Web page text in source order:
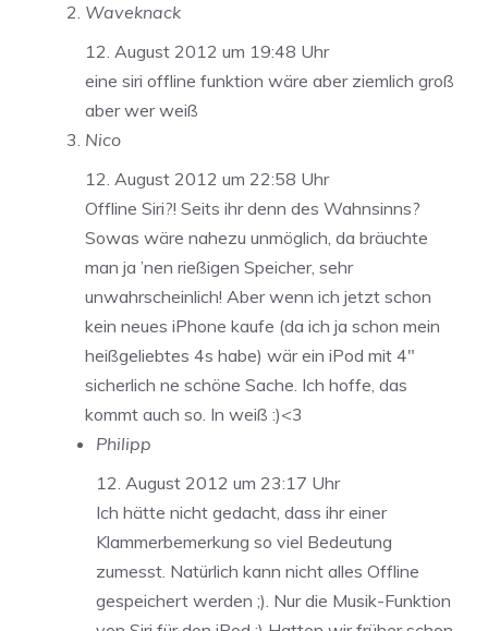
Waveknack
12. August 2012 um 19:48 Uhr
eine siri offline funktion wäre aber ziemlich groß
aber wer weiß
Nico
12. August 2012 um 22:58 Uhr
Offline Siri?! Seits ihr denn des Wahnsinns?
Sowas wäre nahezu unmöglich, da bräuchte
man ja ’nen rießigen Speicher, sehr
unwahrscheinlich! Aber wenn ich jetzt schon
kein neues iPhone kaufe (da ich ja schon mein
heißgeliebtes 4s habe) wär ein iPod mit 4″
sicherlich ne schöne Sache. Ich hoffe, das
kommt auch so. In weiß :)<3
Philipp
12. August 2012 um 23:17 Uhr
Ich hätte nicht gedacht, dass ihr einer
Klammerbemerkung so viel Bedeutung
zumesst. Natürlich kann nicht alles Offline
gespeichert werden ;). Nur die Musik-Funktion